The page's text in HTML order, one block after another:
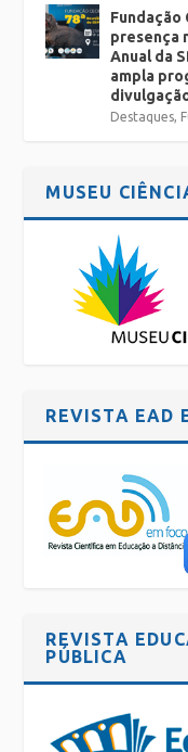
Fundação
presença
Anual da
ampla
Destaques,
MUSEU
REVISTA EAD
REVISTA
PÚBLICA